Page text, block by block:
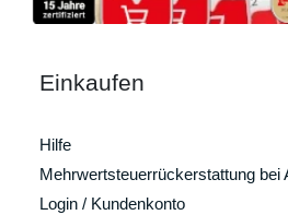
Einkaufen
Hilfe
Mehrwertsteuerrückerstattung bei
Login / Kundenkonto